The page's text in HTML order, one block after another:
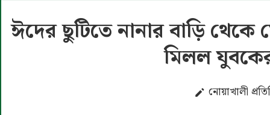
ঈদের ছুটিতে নানার বাড়ি
মিলল
নোয়াখালী